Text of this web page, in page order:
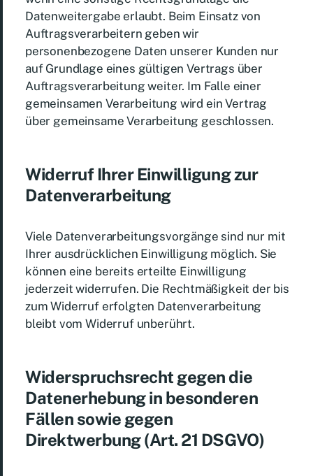
Datenweitergabe erlaubt. Beim Einsatz von
Auftragsverarbeitern geben wir
personenbezogene Daten unserer Kunden nur
auf Grundlage eines gültigen Vertrags über
Auftragsverarbeitung weiter. Im Falle einer
gemeinsamen Verarbeitung wird ein Vertrag
über gemeinsame Verarbeitung geschlossen.
Widerruf Ihrer Einwilligung zur
Datenverarbeitung
Viele Datenverarbeitungsvorgänge sind nur mit
Ihrer ausdrücklichen Einwilligung möglich. Sie
können eine bereits erteilte Einwilligung
jederzeit widerrufen. Die Rechtmäßigkeit der bis
zum Widerruf erfolgten Datenverarbeitung
bleibt vom Widerruf unberührt.
Widerspruchsrecht gegen die
Datenerhebung in besonderen
Fällen sowie gegen
Direktwerbung (Art. 21 DSGVO)